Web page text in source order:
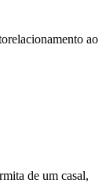
ao
de um casal,